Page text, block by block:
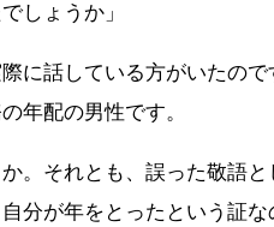
しょうか」
に話している方がいたの
年配の男性です。
。それとも、誤った敬語
分が年をとったという証な